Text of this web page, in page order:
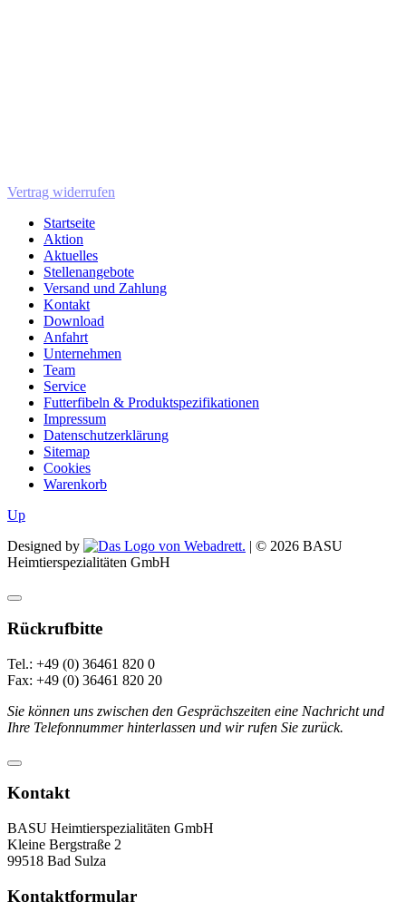
Vertrag widerrufen
Startseite
Aktion
Aktuelles
Stellenangebote
Versand und Zahlung
Kontakt
Download
Anfahrt
Unternehmen
Team
Service
Futterfibeln & Produktspezifikationen
Impressum
Datenschutzerklärung
Sitemap
Cookies
Warenkorb
Up
Designed by
| © 2026 BASU
Heimtierspezialitäten GmbH
Rückrufbitte
Tel.: +49 (0) 36461 820 0
Fax: +49 (0) 36461 820 20
Sie können uns zwischen den Gesprächszeiten eine Nachricht und
Ihre Telefonnummer hinterlassen und wir rufen Sie zurück.
Kontakt
BASU Heimtierspezialitäten GmbH
Kleine Bergstraße 2
99518 Bad Sulza
Kontaktformular